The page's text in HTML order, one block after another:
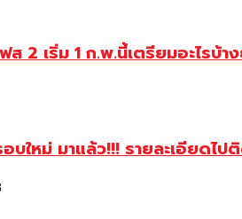
ส 2 เริ่ม 1 ก.พ.นี้เตรียมอะไรบ้า
บใหม่ มาแล้ว!!! รายละเอียดไ